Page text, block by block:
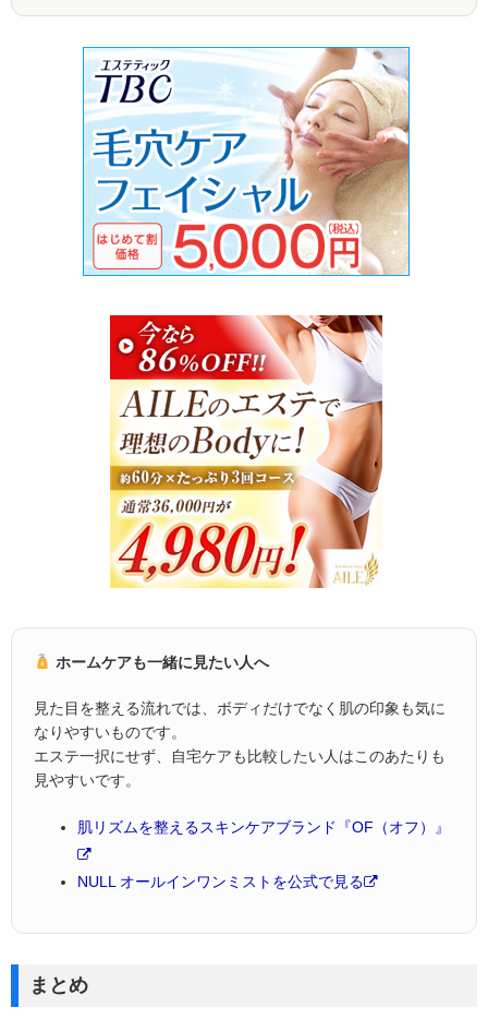
ホームケアも一緒に見たい人へ
見た目を整える流れでは、ボディだけでなく肌の印象も気に
なりやすいものです。
エステ一択にせず、自宅ケアも比較したい人はこのあたりも
見やすいです。
肌リズムを整えるスキンケアブランド『OF（オフ）』
NULL オールインワンミストを公式で見る
まとめ